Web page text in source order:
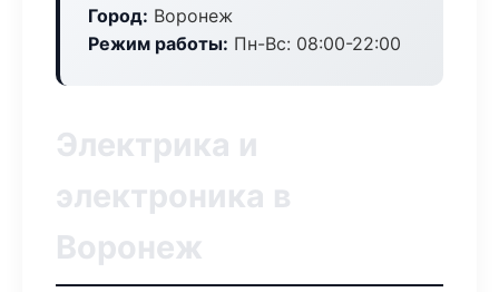
Город: Воронеж
Режим работы: Пн-Вс: 08:00-22:00
Электрика и
электроника в
Воронеж